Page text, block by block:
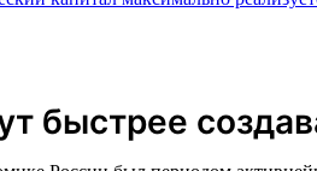
быстрее